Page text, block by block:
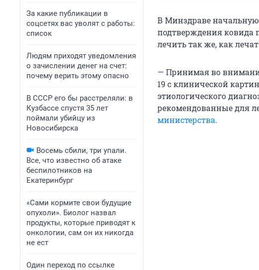
За какие публикации в
соцсетях вас уволят с работы:
список
Людям приходят уведомления
о зачислении денег на счет:
почему верить этому опасно
В СССР его бы расстреляли: в
Кузбассе спустя 35 лет
поймали убийцу из
Новосибирска
Восемь сбили, три упали.
Все, что известно об атаке
беспилотников на
Екатеринбург
«Сами кормите свои будущие
опухоли». Биолог назвал
продукты, которые приводят к
онкологии, сам он их никогда
не ест
Один переход по ссылке
В Минздраве
подтверждения ковида
лечить так же, как
— Принимая во
19 с клинической
этиологического
рекомендованные для
министерства.